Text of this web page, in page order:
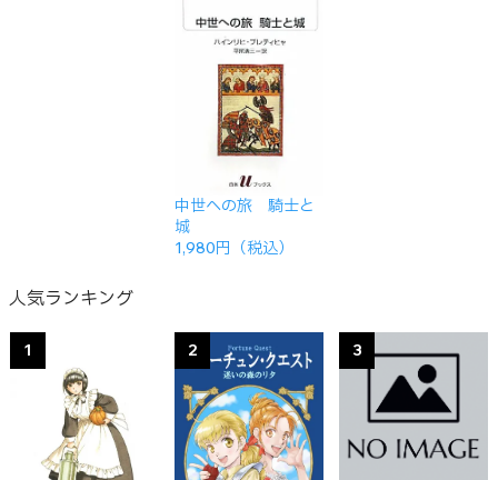
中世への旅 騎士と
城
1,980円（税込）
人気ランキング
1 2 3